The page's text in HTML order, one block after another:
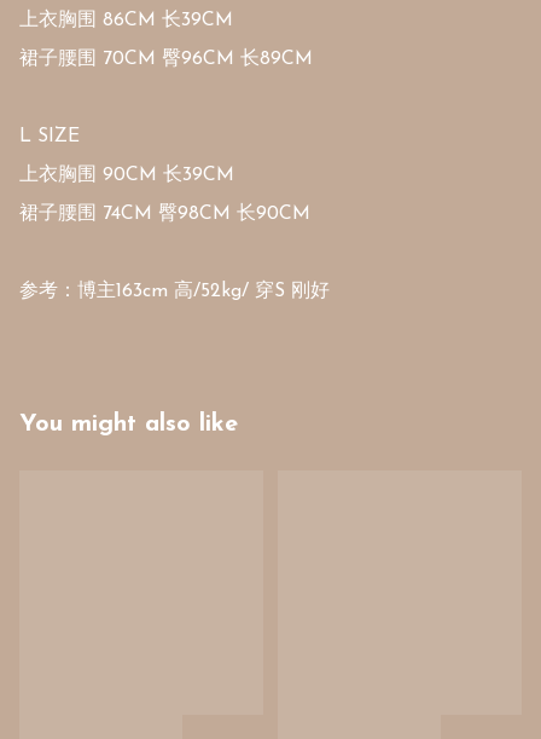
上衣胸围 86CM 长39CM
裙子腰围 70CM 臀96CM 长89CM
L SIZE
上衣胸围 90CM 长39CM
裙子腰围 74CM 臀98CM 长90CM
参考：博主163cm 高/52kg/ 穿S 刚好
You might also like